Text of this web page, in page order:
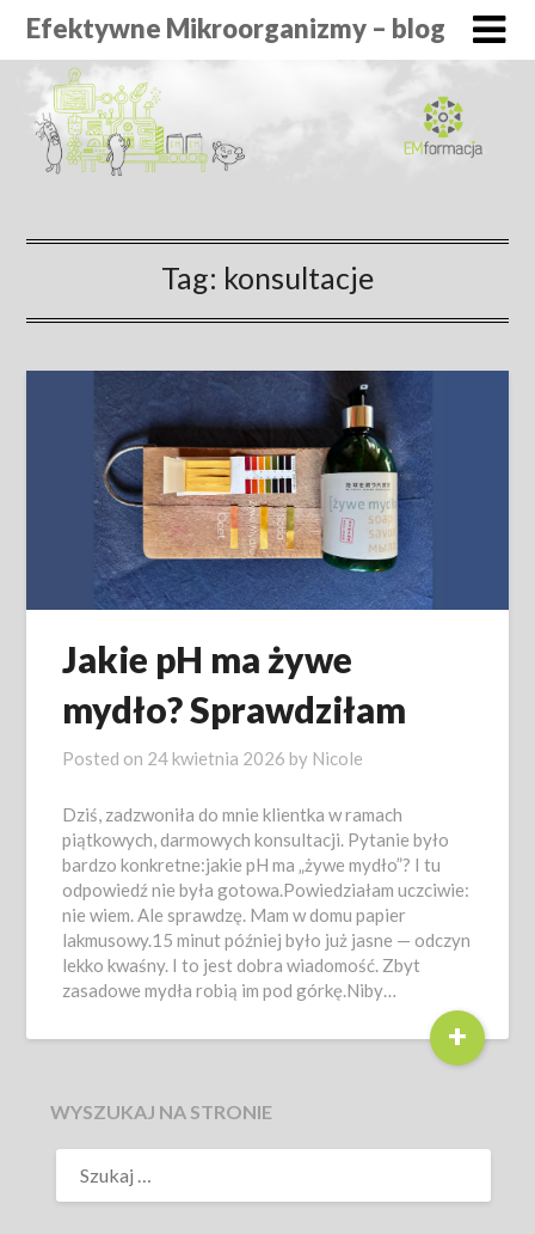
Efektywne Mikroorganizmy – blog
Tag: konsultacje
Jakie pH ma żywe
mydło? Sprawdziłam
Posted on 24 kwietnia 2026 by Nicole
Dziś, zadzwoniła do mnie klientka w ramach
piątkowych, darmowych konsultacji. Pytanie było
bardzo konkretne:jakie pH ma „żywe mydło”? I tu
odpowiedź nie była gotowa.Powiedziałam uczciwie:
nie wiem. Ale sprawdzę. Mam w domu papier
lakmusowy.15 minut później było już jasne — odczyn
lekko kwaśny. I to jest dobra wiadomość. Zbyt
zasadowe mydła robią im pod górkę.Niby…
+
WYSZUKAJ NA STRONIE